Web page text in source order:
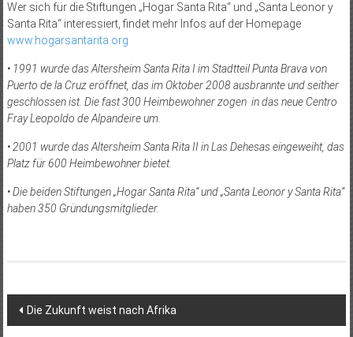
Wer sich für die Stiftungen „Hogar Santa Rita“ und „Santa Leonor y
Santa Rita“ interessiert, findet mehr Infos auf der Homepage
www.hogarsantarita.org
• 1991 wurde das Altersheim Santa Rita I im Stadtteil Punta Brava von
Puerto de la Cruz eröffnet, das im Oktober 2008 ausbrannte und seither
geschlossen ist. Die fast 300 Heimbewohner zogen in das neue Centro
Fray Leopoldo de Alpandeire um.
• 2001 wurde das Altersheim Santa Rita II in Las Dehesas eingeweiht, das
Platz für 600 Heimbewohner bietet.
• Die beiden Stiftungen „Hogar Santa Rita“ und „Santa Leonor y Santa Rita“
haben 350 Gründungsmitglieder.
Beitragsnavigation
Die Zukunft weist nach Afrika